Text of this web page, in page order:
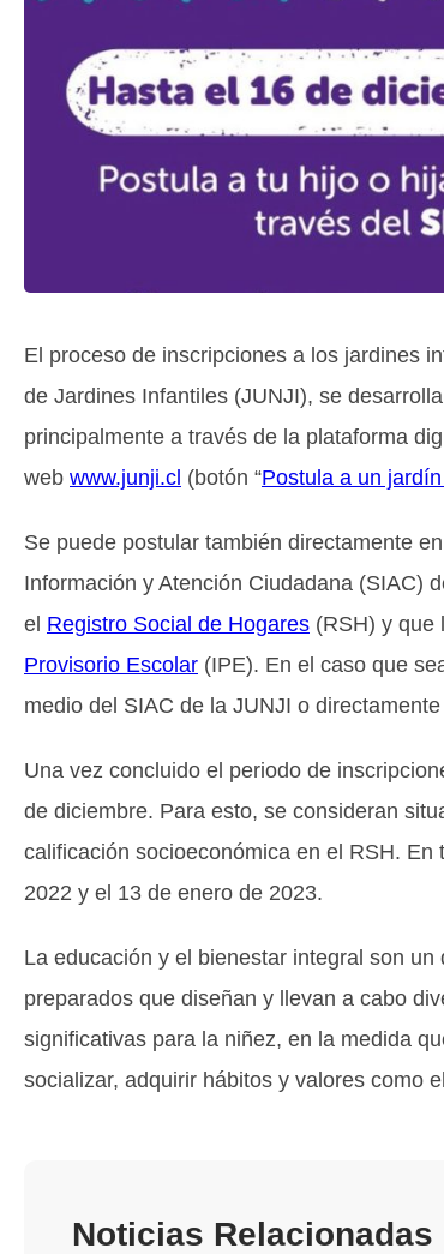
El proceso de inscripciones a los jardines
de Jardines Infantiles (JUNJI), se
principalmente a través de la plataforma
web www.junji.cl (botón “Postula a un jardín
Se puede postular también directamente
Información y Atención Ciudadana (SIAC)
el Registro Social de Hogares (RSH) y que
Provisorio Escolar (IPE). En el caso que
medio del SIAC de la JUNJI o
Una vez concluido el periodo de
de diciembre. Para esto, se consideran
calificación socioeconómica en el RSH.
2022 y el 13 de enero de 2023.
La educación y el bienestar integral son
preparados que diseñan y llevan a cabo
significativas para la niñez, en la medida
socializar, adquirir hábitos y valores como
Noticias Relacionadas